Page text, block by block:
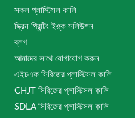
সকল প্লাস্টিসল কালি
স্ক্রিন প্রিন্টিং ইঙ্ক সলিউশন
ব্লগ
আমাদের সাথে যোগাযোগ করুন
এইচএফ সিরিজের প্লাস্টিসল কালি
CHJT সিরিজের প্লাস্টিসল কালি
SDLA সিরিজের প্লাস্টিসল কালি